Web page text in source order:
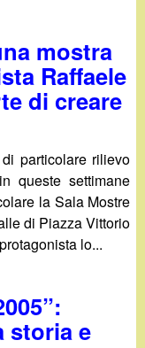
mostra
Raffaele
di creare
particolare rilievo
queste settimane
la Sala Mostre
di Piazza Vittorio
lo...
storia e